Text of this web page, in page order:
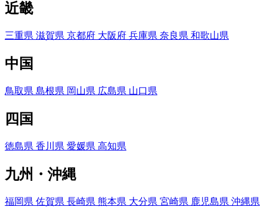
近畿
三重県 滋賀県 京都府 大阪府 兵庫県 奈良県 和歌山県
中国
鳥取県 島根県 岡山県 広島県 山口県
四国
徳島県 香川県 愛媛県 高知県
九州・沖縄
福岡県 佐賀県 長崎県 熊本県 大分県 宮崎県 鹿児島県 沖縄県